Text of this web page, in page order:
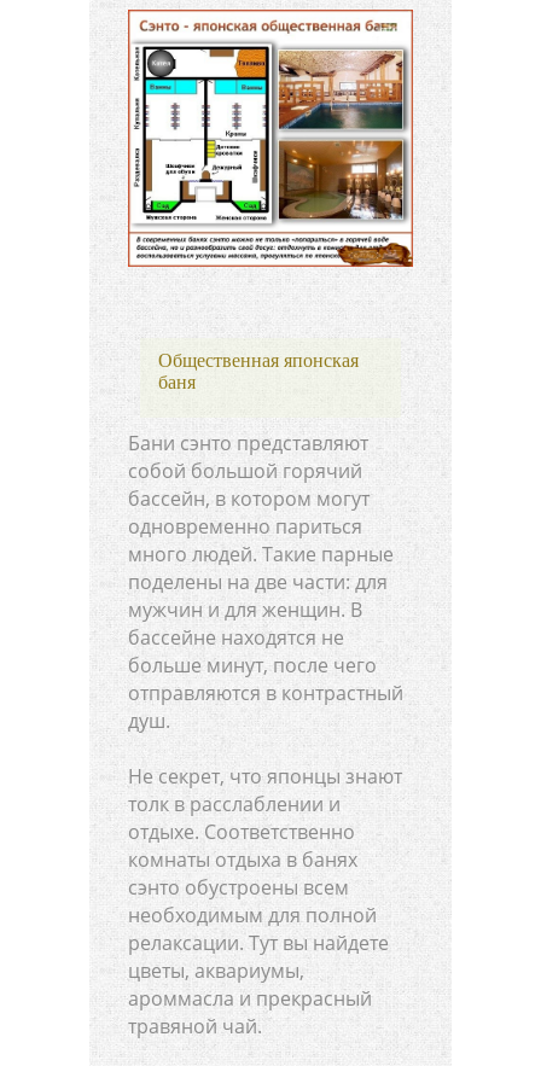
Общественная японская
баня
Бани сэнто представляют
собой большой горячий
бассейн, в котором могут
одновременно париться
много людей. Такие парные
поделены на две части: для
мужчин и для женщин. В
бассейне находятся не
больше минут, после чего
отправляются в контрастный
душ.
Не секрет, что японцы знают
толк в расслаблении и
отдыхе. Соответственно
комнаты отдыха в банях
сэнто обустроены всем
необходимым для полной
релаксации. Тут вы найдете
цветы, аквариумы,
ароммасла и прекрасный
травяной чай.